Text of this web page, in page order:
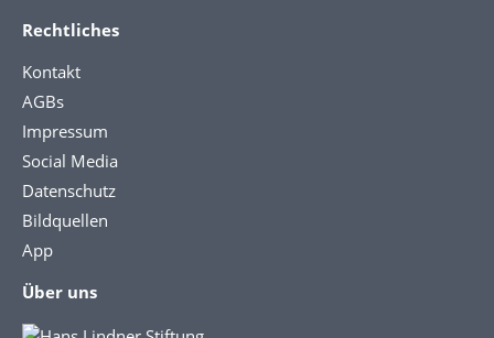
Rechtliches
Kontakt
AGBs
Impressum
Social Media
Datenschutz
Bildquellen
App
Über uns